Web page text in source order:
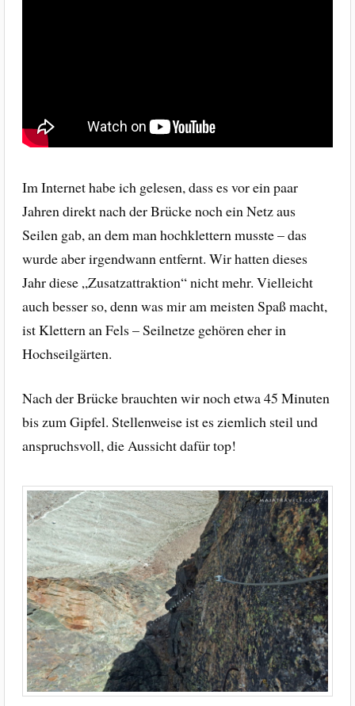
Im Internet habe ich gelesen, dass es vor ein paar
Jahren direkt nach der Brücke noch ein Netz aus
Seilen gab, an dem man hochklettern musste – das
wurde aber irgendwann entfernt. Wir hatten dieses
Jahr diese „Zusatzattraktion“ nicht mehr. Vielleicht
auch besser so, denn was mir am meisten Spaß macht,
ist Klettern an Fels – Seilnetze gehören eher in
Hochseilgärten.
Nach der Brücke brauchten wir noch etwa 45 Minuten
bis zum Gipfel. Stellenweise ist es ziemlich steil und
anspruchsvoll, die Aussicht dafür top!